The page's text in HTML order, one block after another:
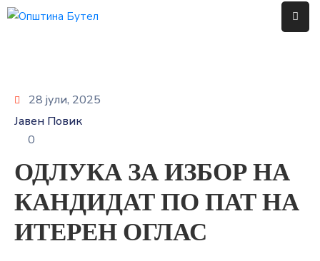
НА
ОПШТИНАТА
УСЛУГИ
ГРАЃАНСКИ
БУЏЕТ
28 јули, 2025
Јавен Повик
0
ОДЛУКА ЗА ИЗБОР НА
КАНДИДАТ ПО ПАТ НА
ИТЕРЕН ОГЛАС